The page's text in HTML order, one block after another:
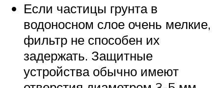
Если частицы грунта в
водоносном слое очень мелкие,
фильтр не способен их
задержать. Защитные
устройства обычно имеют